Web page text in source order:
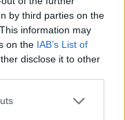
by third parties on the
information may
on the IAB’s List of
disclose it to other